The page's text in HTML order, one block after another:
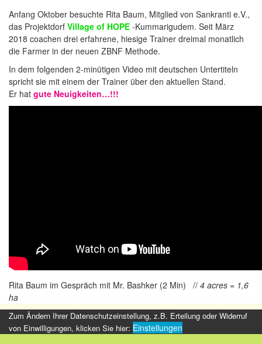
Anfang Oktober besuchte Rita Baum, Mitglied von Sankranti e.V.,
das Projektdorf Village of HOPE -Kummarigudem. Seit März
2018 coachen drei erfahrene, hiesige Trainer dreimal monatlich
die Farmer in der neuen ZBNF Methode.
In dem folgenden 2-minütigen Video mit deutschen Untertiteln
spricht sie mit einem der Trainer über den aktuellen Stand.
Er hat gute Neuigkeiten…!!!
Rita Baum im Gespräch mit Mr. Bashker (2 Min) // 4 acres = 1,6
ha
Zum Ändern Ihrer Datenschutzeinstellung, z.B. Erteilung oder Widerruf
von Einwilligungen, klicken Sie hier: Einstellungen